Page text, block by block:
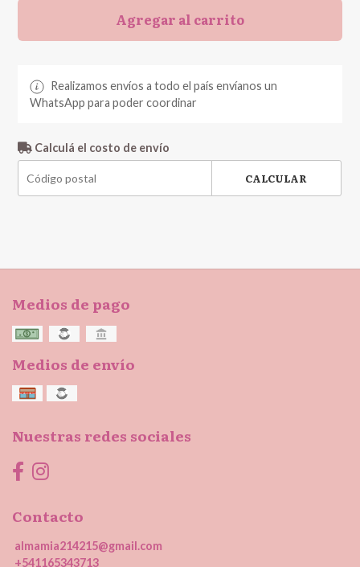
Agregar al carrito
Realizamos envíos a todo el país envíanos un
WhatsApp para poder coordinar
Calculá el costo de envío
CALCULAR
Medios de pago
Medios de envío
Nuestras redes sociales
Contacto
almamia214215@gmail.com
+541165343713